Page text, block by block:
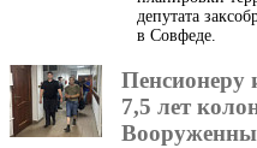
депутата
в Совфеде.
Пенсионеру
7,5 лет